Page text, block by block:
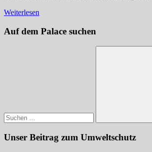
Weiterlesen
Auf dem Palace suchen
Unser Beitrag zum Umweltschutz